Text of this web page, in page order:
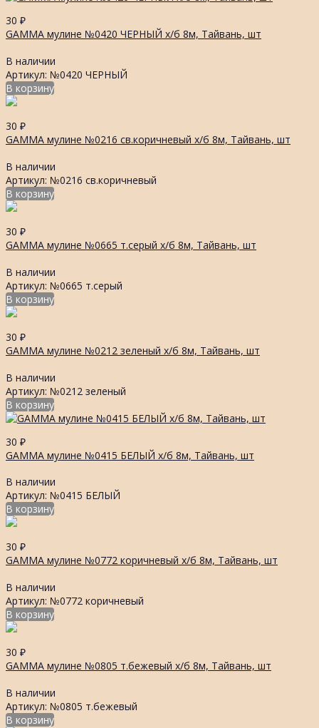
30 ₽
GAMMA мулине №0420 ЧЕРНЫЙ х/б 8м, Тайвань, шт
В наличии
Артикул: №0420 ЧЕРНЫЙ
В корзину
30 ₽
GAMMA мулине №0216 св.коричневый х/б 8м, Тайвань, шт
В наличии
Артикул: №0216 св.коричневый
В корзину
30 ₽
GAMMA мулине №0665 т.серый х/б 8м, Тайвань, шт
В наличии
Артикул: №0665 т.серый
В корзину
30 ₽
GAMMA мулине №0212 зеленый х/б 8м, Тайвань, шт
В наличии
Артикул: №0212 зеленый
В корзину
30 ₽
GAMMA мулине №0415 БЕЛЫЙ х/б 8м, Тайвань, шт
В наличии
Артикул: №0415 БЕЛЫЙ
В корзину
30 ₽
GAMMA мулине №0772 коричневый х/б 8м, Тайвань, шт
В наличии
Артикул: №0772 коричневый
В корзину
30 ₽
GAMMA мулине №0805 т.бежевый х/б 8м, Тайвань, шт
В наличии
Артикул: №0805 т.бежевый
В корзину